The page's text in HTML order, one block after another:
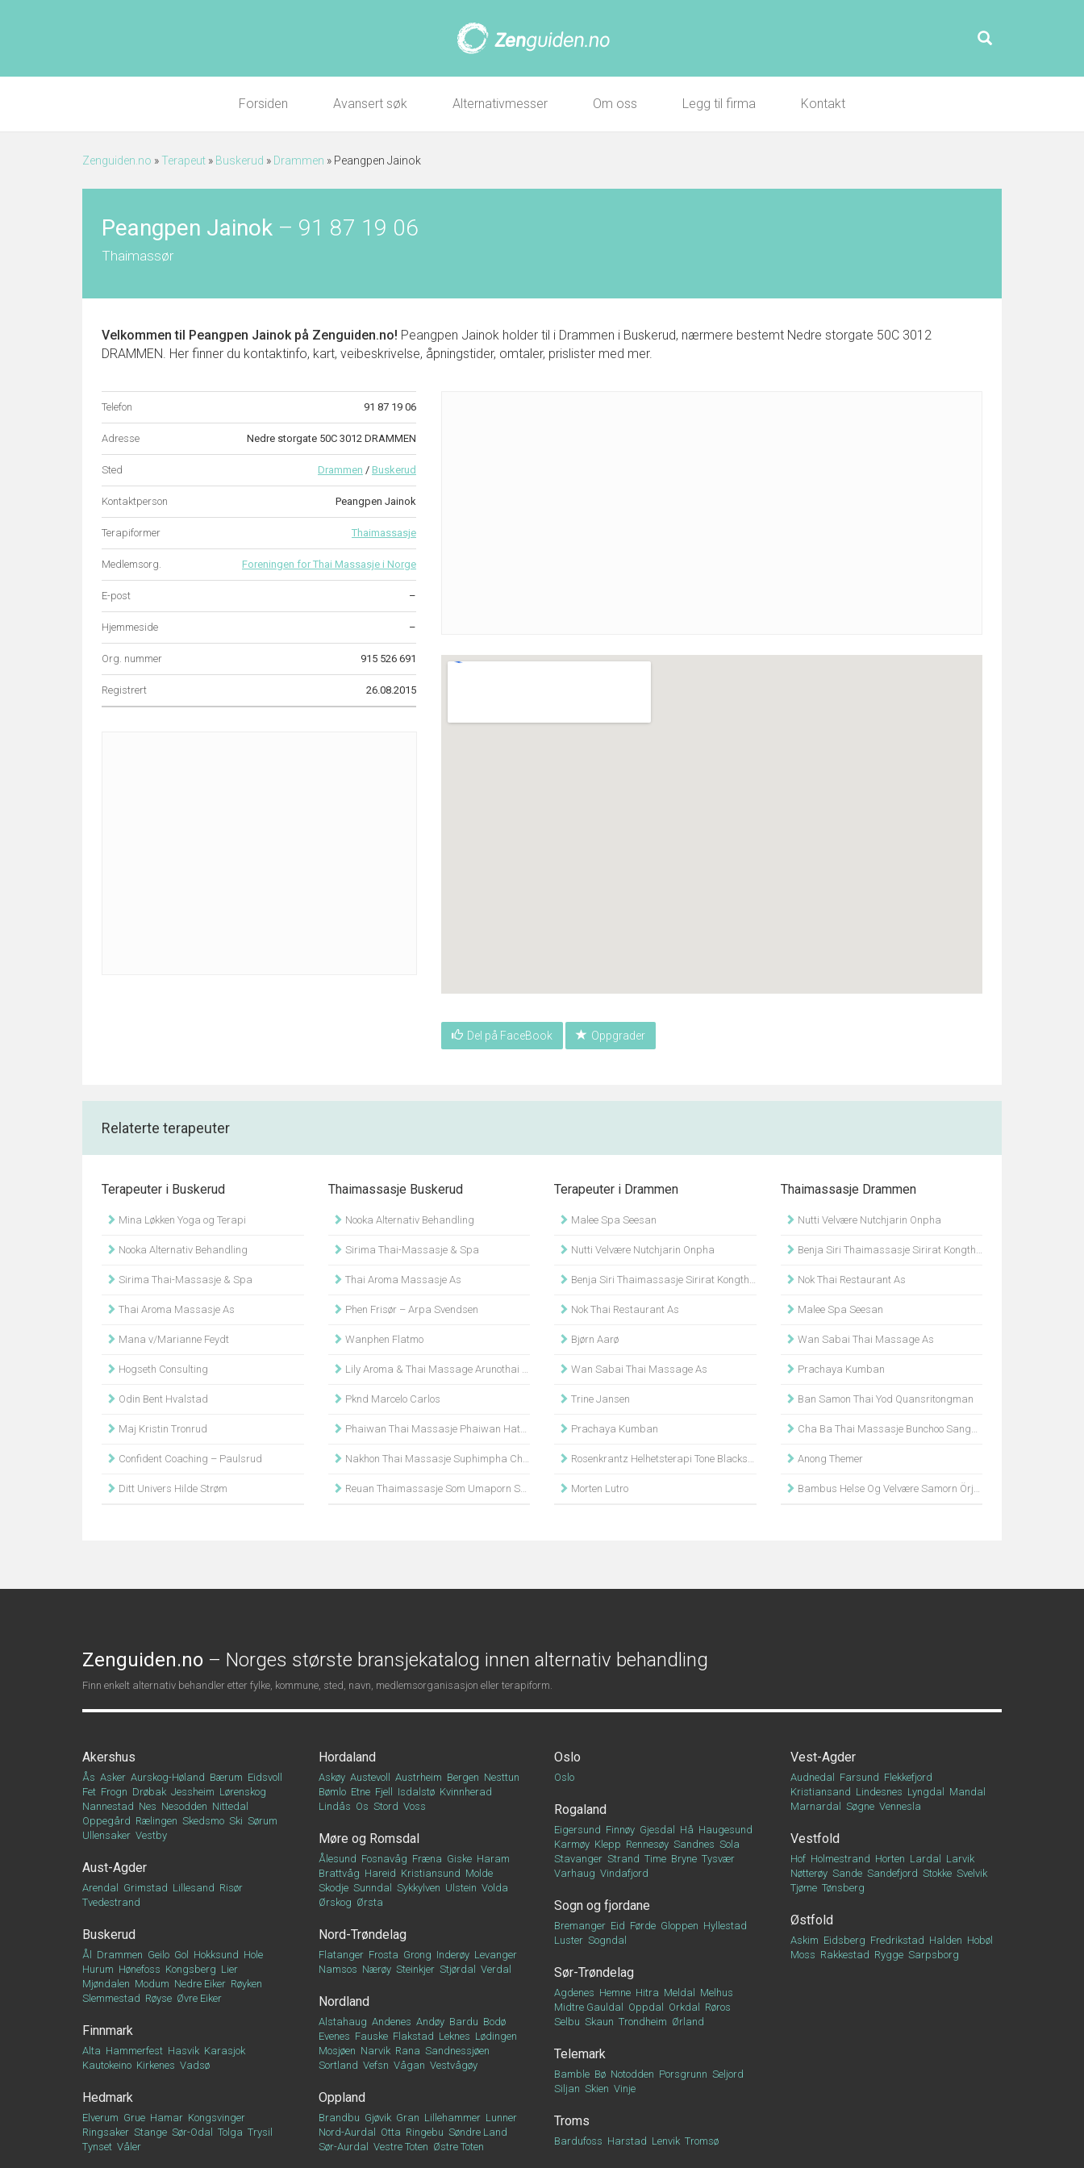
Forsiden Avansert søk Alternativmesser Om oss Legg til firma Kontakt
Zenguiden.no »Terapeut » Buskerud » Drammen » Peangpen Jainok
Peangpen Jainok – 91 87 19 06
Thaimassør
Velkommen til Peangpen Jainokpå Zenguiden.no! Peangpen Jainok holder til i Drammen i Buskerud, nærmere bestemt Nedre storgate 50C 3012
DRAMMEN. Her finner du kontaktinfo, kart, veibeskrivelse, åpningstider, omtaler, prislister med mer.
Telefon 91 87 19 06
Adresse Nedre storgate 50C 3012 DRAMMEN
Sted Drammen / Buskerud
Kontaktperson Peangpen Jainok
Terapiformer Thaimassasje
Medlemsorg. Foreningen for Thai Massasje i Norge
E-post –
Hjemmeside –
Org. nummer 915 526 691
Registrert 26.08.2015
Del på FaceBook Oppgrader
Relaterte terapeuter
Terapeuter i Buskerud
Mina Løkken Yoga og Terapi
Nooka Alternativ Behandling
Sirima Thai-Massasje & Spa
Thai Aroma Massasje As
Mana v/Marianne Feydt
Hogseth Consulting
Odin Bent Hvalstad
Maj Kristin Tronrud
Confident Coaching – Paulsrud
Ditt Univers Hilde Strøm
Thaimassasje Buskerud
Nooka Alternativ Behandling
Sirima Thai-Massasje & Spa
Thai Aroma Massasje As
Phen Frisør – Arpa Svendsen
Wanphen Flatmo
Lily Aroma & Thai Massage Arunothai Iamram
Pknd Marcelo Carlos
Phaiwan Thai Massasje Phaiwan Hatsajan Gustafsson
Nakhon Thai Massasje Suphimpha Chanakan
Reuan Thaimassasje Som Umaporn Srithong
Terapeuter i Drammen
Malee Spa Seesan
Nutti Velvære Nutchjarin Onpha
Benja Siri Thaimassasje Sirirat Kongthong Bjertnes
Nok Thai Restaurant As
Bjørn Aarø
Wan Sabai Thai Massage As
Trine Jansen
Prachaya Kumban
Rosenkrantz Helhetsterapi Tone Blackstad Kvam
Morten Lutro
Thaimassasje Drammen
Nutti Velvære Nutchjarin Onpha
Benja Siri Thaimassasje Sirirat Kongthong Bjertnes
Nok Thai Restaurant As
Malee Spa Seesan
Wan Sabai Thai Massage As
Prachaya Kumban
Ban Samon Thai Yod Quansritongman
Cha Ba Thai Massasje Bunchoo Sangngam
Anong Themer
Bambus Helse Og Velvære Samorn Örjangård
Zenguiden.no – Norges største bransjekatalog innen alternativ behandling
Finn enkelt alternativ behandler etter fylke, kommune, sted, navn, medlemsorganisasjon eller terapiform.
Akershus
Ås Asker Aurskog-Høland Bærum Eidsvoll
Fet Frogn Drøbak Jessheim Lørenskog
Nannestad Nes Nesodden Nittedal
Oppegård Rælingen Skedsmo Ski Sørum
Ullensaker Vestby
Aust-Agder
Arendal Grimstad Lillesand Risør
Tvedestrand
Buskerud
Ål Drammen Geilo Gol Hokksund Hole
Hurum Hønefoss Kongsberg Lier
Mjøndalen Modum Nedre Eiker Røyken
Slemmestad Røyse Øvre Eiker
Finnmark
Alta Hammerfest Hasvik Karasjok
Kautokeino Kirkenes Vadsø
Hedmark
Elverum Grue Hamar Kongsvinger
Ringsaker Stange Sør-Odal Tolga Trysil
Tynset Våler
Hordaland
Askøy Austevoll Austrheim Bergen Nesttun
Bømlo Etne Fjell Isdalstø Kvinnherad
Lindås Os Stord Voss
Møre og Romsdal
Ålesund Fosnavåg Fræna Giske Haram
Brattvåg Hareid Kristiansund Molde
Skodje Sunndal Sykkylven Ulstein Volda
Ørskog Ørsta
Nord-Trøndelag
Flatanger Frosta Grong Inderøy Levanger
Namsos Nærøy Steinkjer Stjørdal Verdal
Nordland
Alstahaug Andenes Andøy Bardu Bodø
Evenes Fauske Flakstad Leknes Lødingen
Mosjøen Narvik Rana Sandnessjøen
Sortland Vefsn Vågan Vestvågøy
Oppland
Brandbu Gjøvik Gran Lillehammer Lunner
Nord-Aurdal
Otta Ringebu Søndre Land
Sør-Aurdal
Vestre Toten Østre Toten
Oslo
Oslo
Rogaland
Eigersund Finnøy Gjesdal Hå Haugesund
Karmøy Klepp Rennesøy Sandnes Sola
Stavanger Strand Time Bryne Tysvær
Varhaug Vindafjord
Sogn og fjordane
Bremanger Eid Førde Gloppen Hyllestad
Luster Sogndal
Sør-Trøndelag
Agdenes Hemne Hitra Meldal
Melhus
Midtre Gauldal
Oppdal Orkdal
Røros
Selbu Skaun Trondheim Ørland
Telemark
Bamble Bø Notodden Porsgrunn Seljord
Siljan Skien Vinje
Troms
Bardufoss Harstad Lenvik Tromsø
Vest-Agder
Audnedal Farsund Flekkefjord
Kristiansand Lindesnes Lyngdal
Mandal
Marnardal
Søgne Vennesla
Vestfold
Hof Holmestrand Horten Lardal
Larvik
Nøtterøy Sande Sandefjord Stokke Svelvik
Tjøme Tønsberg
Østfold
Askim Eidsberg Fredrikstad Halden Hobøl
Moss Rakkestad Rygge Sarpsborg